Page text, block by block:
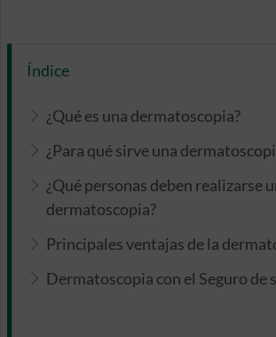
Índice
¿Qué es una dermatoscopia?
¿Para qué sirve una
¿Qué personas deben realizarse
dermatoscopia?
Principales ventajas de la
Dermatoscopia con el Seguro de